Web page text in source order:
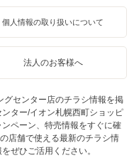
個人情報の取り扱いについて
法人のお客様へ
グセンター店のチラシ情報を掲
ター/イオン札幌西町ショッピ
ペーン、特売情報をすぐに確
店舗で使える最新のチラシ情
ぜひご活用ください。